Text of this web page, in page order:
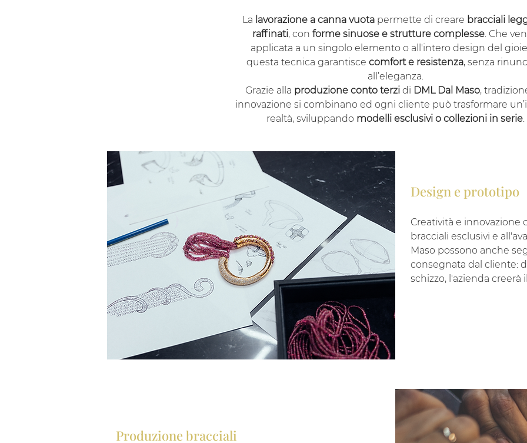
La lavorazione a canna vuotapermette di creare bracciali
raffinati, con forme sinuose e strutture complesse. Che
applicata a un singolo elemento o all'intero design del
questa tecnica garantisce comfort e resistenza, senza
all’eleganza.
Grazie alla produzione conto terzi di DML Dal Maso,
innovazione si combinano ed ogni cliente può trasformare
realtà, sviluppando modelli esclusivi o collezioni in serie.
Design e prototipo
Creatività e innovazione
bracciali esclusivi e
Maso possono anche
consegnata dal cliente:
schizzo, l'azienda creerà
Produzione bracciali